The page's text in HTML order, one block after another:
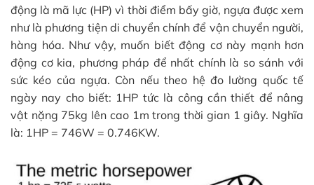
động là mã lực (HP) vì thời điểm bấy giờ, ngựa được xem
như là phương tiện di chuyển chính để vận chuyển người,
hàng hóa. Như vậy, muốn biết động cơ này mạnh hơn
động cơ kia, phương pháp để nhất chính là so sánh với
sức kéo của ngựa. Còn nếu theo hệ đo lường quốc tế
ngày nay cho biết: 1HP tức là công cần thiết để nâng
vật nặng 75kg lên cao 1m trong thời gian 1 giây. Nghĩa
là: 1HP = 746W = 0.746KW.